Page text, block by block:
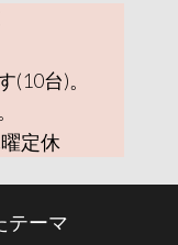
台)。
定休
テーマ